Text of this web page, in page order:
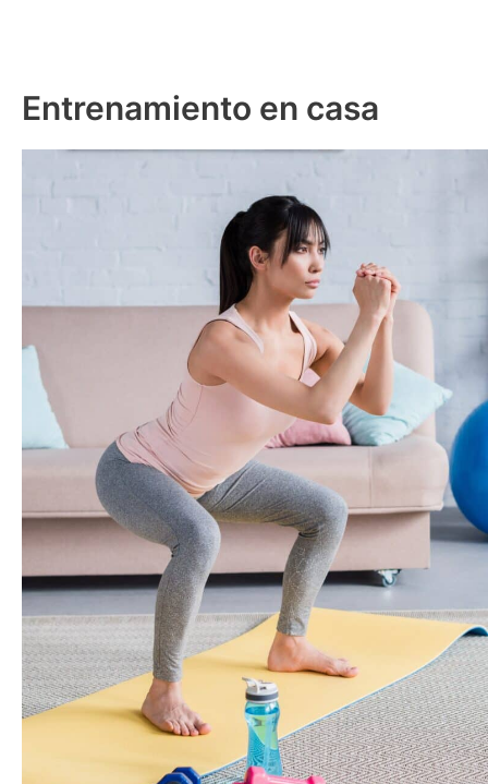
Entrenamiento en casa